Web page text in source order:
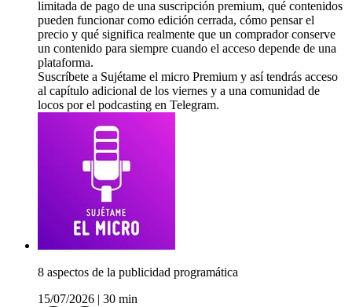
limitada de pago de una suscripción premium, qué contenidos
pueden funcionar como edición cerrada, cómo pensar el
precio y qué significa realmente que un comprador conserve
un contenido para siempre cuando el acceso depende de una
plataforma.
Suscríbete a Sujétame el micro Premium y así tendrás acceso
al capítulo adicional de los viernes y a una comunidad de
locos por el podcasting en Telegram.
8 aspectos de la publicidad programática
15/07/2026
30 min